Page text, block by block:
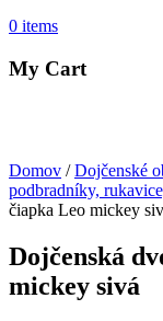
0 items
My Cart
Domov /Dojčenské
podbradníky,
čiapka Leo mickey
Dojčenská
mickey sivá